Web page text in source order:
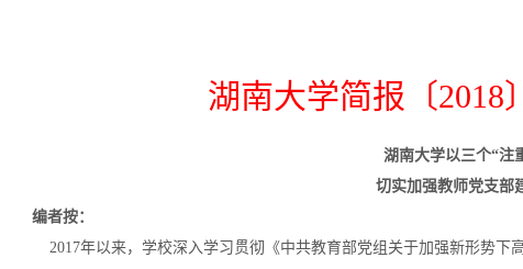
湖南大学简报〔2018
湖南大学以三个“注
切实加强教师党支部
编者按：
2017年以来，学校深入学习贯彻《中共教育部党组关于加强新形势下